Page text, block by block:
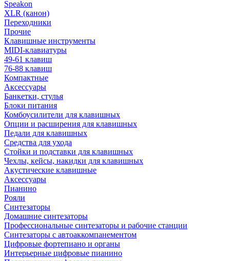
Speakon
XLR (канон)
Переходники
Прочие
Клавишные инструменты
MIDI-клавиатуры
49-61 клавиш
76-88 клавиш
Компактные
Аксессуары
Банкетки, стулья
Блоки питания
Комбоусилители для клавишных
Опции и расширения для клавишных
Педали для клавишных
Средства для ухода
Стойки и подставки для клавишных
Чехлы, кейсы, накидки для клавишных
Акустические клавишные
Аксессуары
Пианино
Рояли
Синтезаторы
Домашние синтезаторы
Профессиональные синтезаторы и рабочие станции
Синтезаторы с автоаккомпанементом
Цифровые фортепиано и органы
Интерьерные цифровые пианино